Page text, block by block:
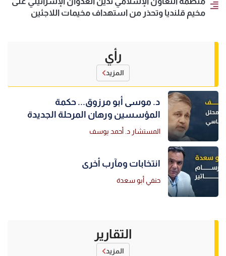
مخيم قلنديا وتحذر من استهداف مخيمات اللاجئين
رأي
المزيد
د. موسى أبو مرزوق... حكمة
المؤسسين ورهان المرحلة الجديدة
المستشار د. أحمد يوسف
انتخابات ومآرب أخرى
حنفي أبو سعدة
التقارير
المزيد